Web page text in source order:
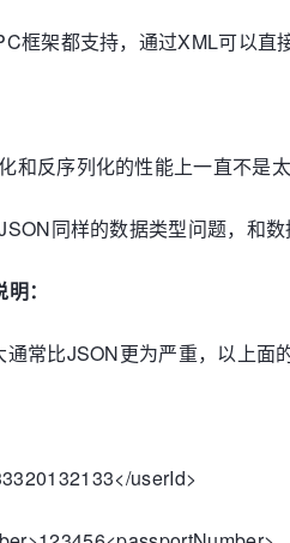
框架都支持，通过XML可以直
和反序列化的性能上一直不是太
JSON同样的数据类型问题，和
：
常比JSON更为严重，以上面
userId>